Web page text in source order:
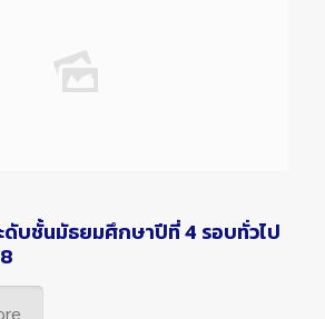
ดับชั้นมัธยมศึกษาปีที่ 4 รอบทั่วไป